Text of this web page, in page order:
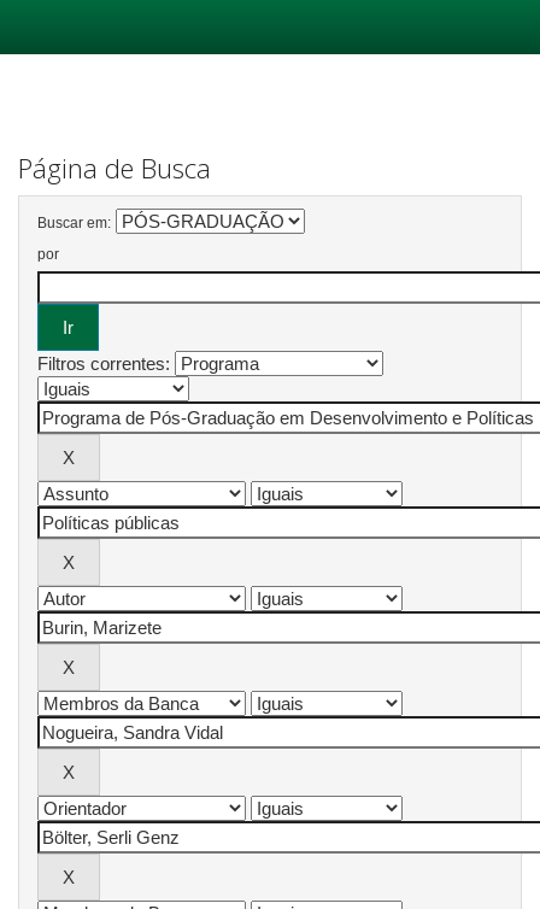
Página de Busca
Buscar em:
por
Filtros correntes: